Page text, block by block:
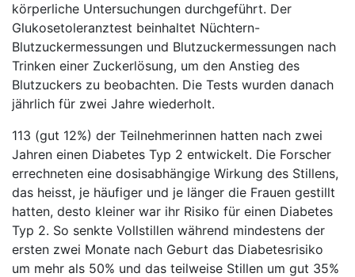
körperliche Untersuchungen durchgeführt. Der
Glukosetoleranztest beinhaltet Nüchtern-
Blutzuckermessungen und Blutzuckermessungen nach
Trinken einer Zuckerlösung, um den Anstieg des
Blutzuckers zu beobachten. Die Tests wurden danach
jährlich für zwei Jahre wiederholt.
113 (gut 12%) der Teilnehmerinnen hatten nach zwei
Jahren einen Diabetes Typ 2 entwickelt. Die Forscher
errechneten eine dosisabhängige Wirkung des Stillens,
das heisst, je häufiger und je länger die Frauen gestillt
hatten, desto kleiner war ihr Risiko für einen Diabetes
Typ 2. So senkte Vollstillen während mindestens der
ersten zwei Monate nach Geburt das Diabetesrisiko
um mehr als 50% und das teilweise Stillen um gut 35%